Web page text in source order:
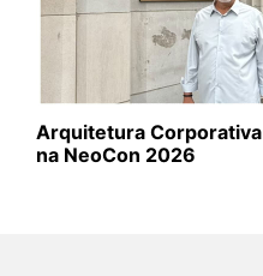
Arquitetura
na NeoCon 2026